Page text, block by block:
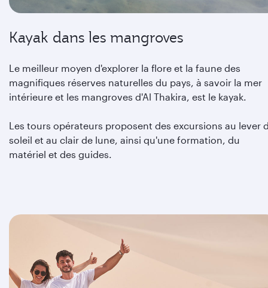
Kayak dans les mangroves
Le meilleur moyen d'explorer la flore et la faune des
magnifiques réserves naturelles du pays, à savoir la mer
intérieure et les mangroves d'Al Thakira, est le kayak.
Les tours opérateurs proposent des excursions au lever
soleil et au clair de lune, ainsi qu'une formation, du
matériel et des guides.